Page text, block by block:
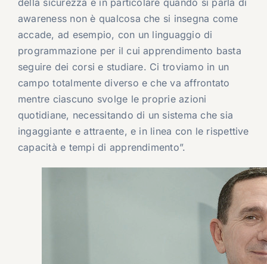
della sicurezza e in particolare quando si parla di
awareness non è qualcosa che si insegna come
accade, ad esempio, con un linguaggio di
programmazione per il cui apprendimento basta
seguire dei corsi e studiare. Ci troviamo in un
campo totalmente diverso e che va affrontato
mentre ciascuno svolge le proprie azioni
quotidiane, necessitando di un sistema che sia
ingaggiante e attraente, e in linea con le rispettive
capacità e tempi di apprendimento”.